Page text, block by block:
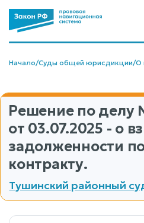
Начало/Суды общей юрисдикции/О
Решение по делу
от 03.07.2025 - о
задолженности
контракту.
Тушинский районный